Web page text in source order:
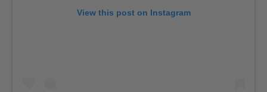
View this post on Instagram